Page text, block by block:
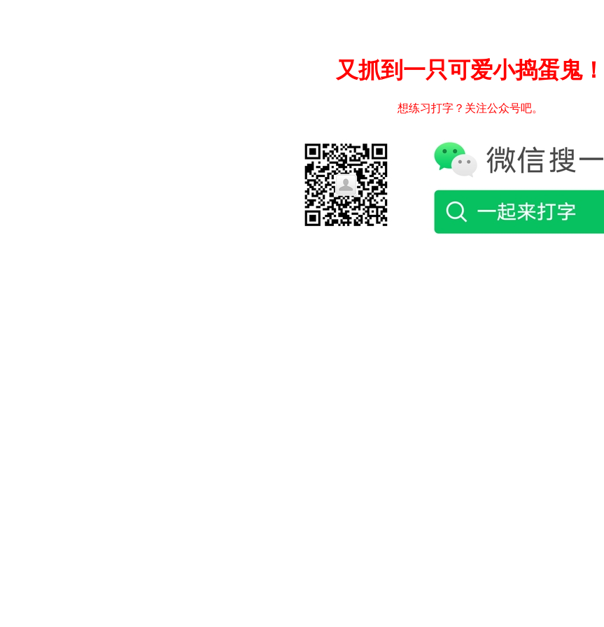
又抓到一只可爱小捣蛋鬼！
想练习打字？关注公众号吧。